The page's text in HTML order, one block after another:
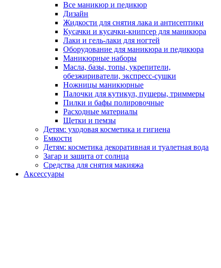
Все маникюр и педикюр
Дизайн
Жидкости для снятия лака и антисептики
Кусачки и кусачки-книпсер для маникюра
Лаки и гель-лаки для ногтей
Оборудование для маникюра и педикюра
Маникюрные наборы
Масла, базы, топы, укрепители,
обезжириватели, экспресс-сушки
Ножницы маникюрные
Палочки для кутикул, пушеры, триммеры
Пилки и бафы полировочные
Расходные материалы
Щетки и пемзы
Детям: уходовая косметика и гигиена
Емкости
Детям: косметика декоративная и туалетная вода
Загар и защита от солнца
Средства для снятия макияжа
Аксессуары